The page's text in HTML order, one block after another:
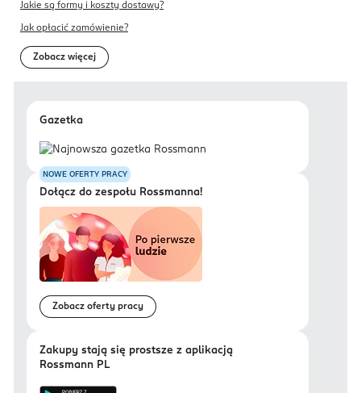
Jakie są formy i koszty dostawy?
Jak opłacić zamówienie?
Zobacz więcej
Gazetka
NOWE OFERTY PRACY
Dołącz do zespołu Rossmanna!
Zobacz oferty pracy
Zakupy stają się prostsze z aplikacją
Rossmann PL